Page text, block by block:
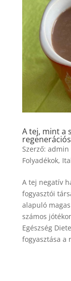
A tej, mint a
Szerző: admin
Folyadékok,
A tej negatív
fogyasztói
alapuló
számos
Egészség
fogyasztása a